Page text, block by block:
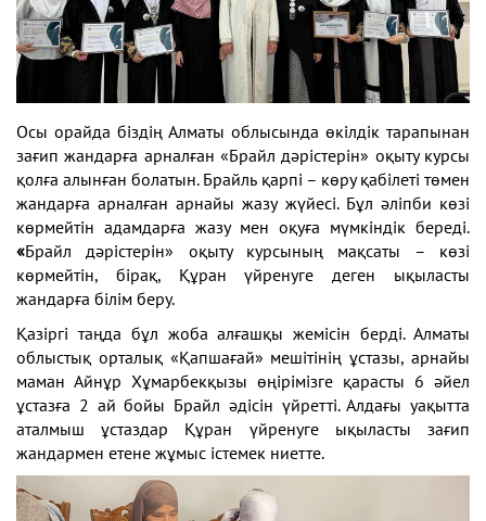
Осы орайда біздің Алматы облысында өкілдік тарапынан
зағип жандарға арналған «Брайл дәрістерін» оқыту курсы
қолға алынған болатын. Брайль қарпі – көру қабілеті төмен
жандарға арналған арнайы жазу жүйесі. Бұл әліпби көзі
көрмейтін адамдарға жазу мен оқуға мүмкіндік береді.
«Брайл дәрістерін» оқыту курсының мақсаты – көзі
көрмейтін, бірақ, Құран үйренуге деген ықыласты
жандарға білім беру.
Қазіргі таңда бұл жоба алғашқы жемісін берді. Алматы
облыстық орталық «Қапшағай» мешітінің ұстазы, арнайы
маман Айнұр Хұмарбекқызы өңірімізге қарасты 6 әйел
ұстазға 2 ай бойы Брайл әдісін үйретті. Алдағы уақытта
аталмыш ұстаздар Құран үйренуге ықыласты зағип
жандармен етене жұмыс істемек ниетте.